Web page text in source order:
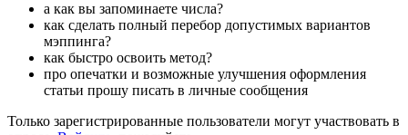
а как вы запоминаете числа?
как сделать полный перебор допустимых вариантов
мэппинга?
как быстро освоить метод?
про опечатки и возможные улучшения оформления
статьи прошу писать в личные сообщения
Только зарегистрированные пользователи могут участвовать в